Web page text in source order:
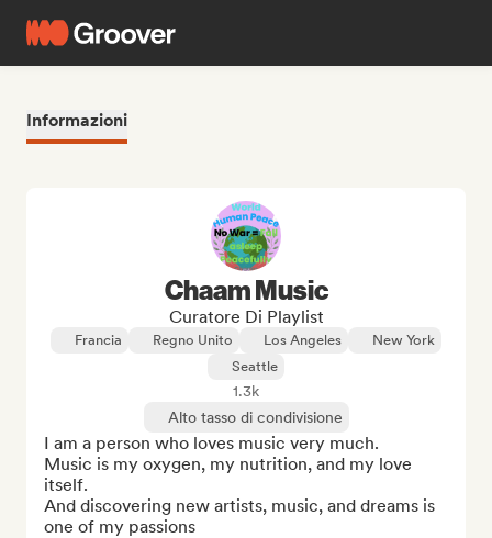
Informazioni
Chaam Music
Curatore Di Playlist
Francia Regno Unito Los Angeles
New York
Seattle
1.3k
Alto tasso di condivisione
I am a person who loves music very much.
Music is my oxygen, my nutrition, and my love
itself.
And discovering new artists, music, and dreams is
one of my passions